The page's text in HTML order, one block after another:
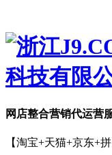
网店整合营销代运营
【淘宝+天猫+京东+